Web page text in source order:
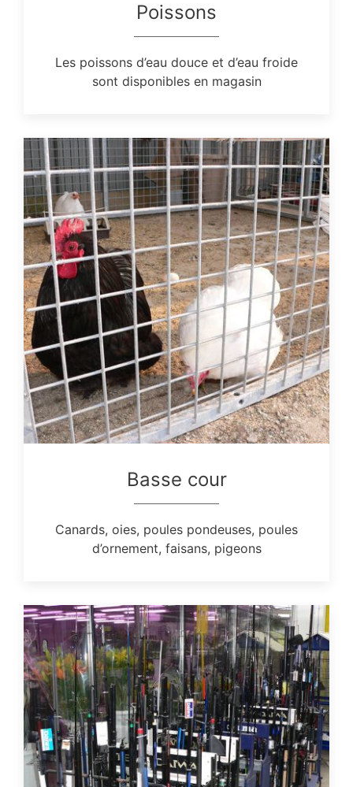
Poissons
Les poissons d’eau douce et d’eau froide
sont disponibles en magasin
Basse cour
Canards, oies, poules pondeuses, poules
d’ornement, faisans, pigeons